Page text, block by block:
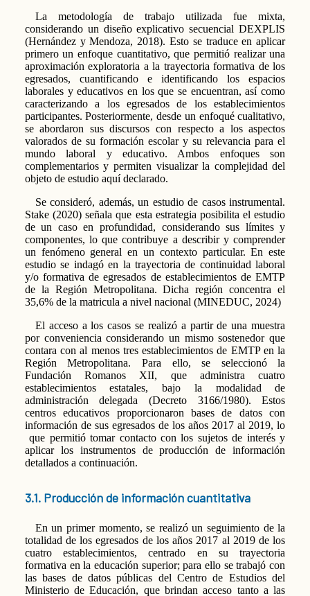
La metodología de trabajo utilizada fue mixta,
considerando un diseño explicativo secuencial DEXPLIS
(Hernández y Mendoza, 2018). Esto se traduce en aplicar
primero un enfoque cuantitativo, que permitió realizar una
aproximación exploratoria a la trayectoria formativa de los
egresados, cuantificando e identificando los espacios
laborales y educativos en los que se encuentran, así como
caracterizando a los egresados de los establecimientos
participantes. Posteriormente, desde un enfoqué cualitativo,
se abordaron sus discursos con respecto a los aspectos
valorados de su formación escolar y su relevancia para el
mundo laboral y educativo. Ambos enfoques son
complementarios y permiten visualizar la complejidad del
objeto de estudio aquí declarado.
Se consideró, además, un estudio de casos instrumental.
Stake (2020) señala que esta estrategia posibilita el estudio
de un caso en profundidad, considerando sus límites y
componentes, lo que contribuye a describir y comprender
un fenómeno general en un contexto particular. En este
estudio se indagó en la trayectoria de continuidad laboral
y/o formativa de egresados de establecimientos de EMTP
de la Región Metropolitana. Dicha región concentra el
35,6% de la matricula a nivel nacional (MINEDUC, 2024)
El acceso a los casos se realizó a partir de una muestra
por conveniencia considerando un mismo sostenedor que
contara con al menos tres establecimientos de EMTP en la
Región Metropolitana. Para ello, se seleccionó la
Fundación Romanos XII, que administra cuatro
establecimientos estatales, bajo la modalidad de
administración delegada (Decreto 3166/1980). Estos
centros educativos proporcionaron bases de datos con
información de sus egresados de los años 2017 al 2019, lo
que permitió tomar contacto con los sujetos de interés y
aplicar los instrumentos de producción de información
detallados a continuación.
3.1. Producción de información cuantitativa
En un primer momento, se realizó un seguimiento de la
totalidad de los egresados de los años 2017 al 2019 de los
cuatro establecimientos, centrado en su trayectoria
formativa en la educación superior; para ello se trabajó con
las bases de datos públicas del Centro de Estudios del
Ministerio de Educación, que brindan acceso tanto a las